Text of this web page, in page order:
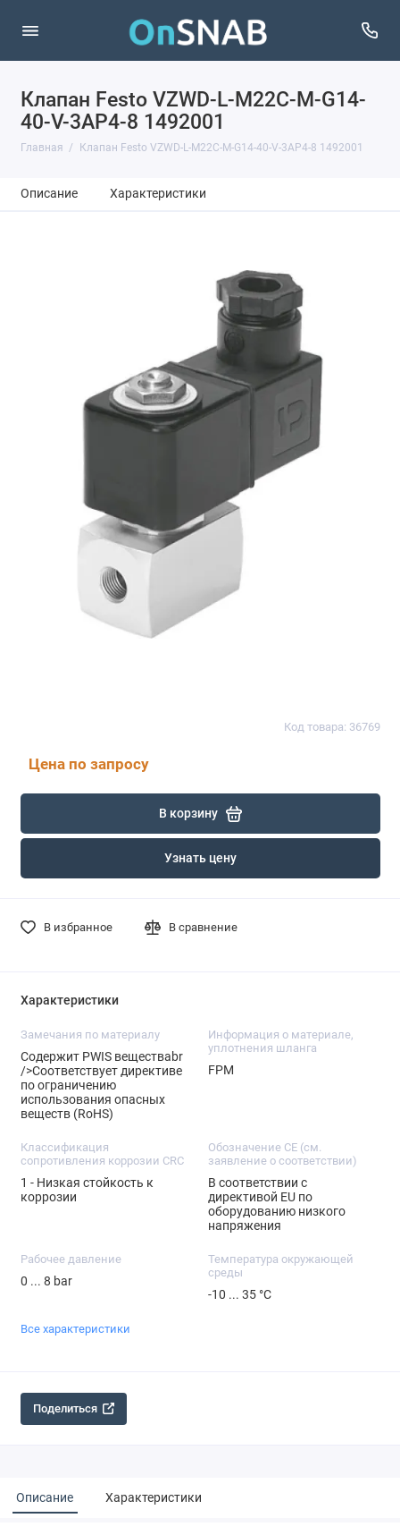
Клапан Festo VZWD-L-M22C-M-G14-
40-V-3AP4-8 1492001
Главная Клапан Festo VZWD-L-M22C-M-G14-40-V-3AP4-8 1492001
Описание Характеристики
Код товара: 36769
Цена по запросу
В корзину
Узнать цену
В избранное В сравнение
Характеристики
Замечания по материалу
Содержит PWIS веществаbr
/>Соответствует директиве
по ограничению
использования опасных
веществ (RoHS)
Информация о материале,
уплотнения шланга
FPM
Классификация
сопротивления коррозии CRC
1 - Низкая стойкость к
коррозии
Обозначение CE (см.
заявление о соответствии)
В соответствии с
директивой EU по
оборудованию низкого
напряжения
Рабочее давление
0 ... 8 bar
Температура окружающей
среды
-10 ... 35 °C
Все характеристики
Поделиться
Описание Характеристики